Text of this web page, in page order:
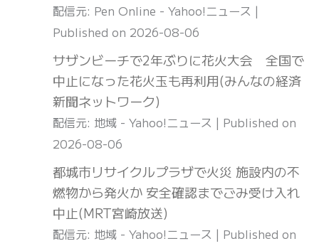
配信元: Pen Online - Yahoo!ニュース
Published on 2026-08-06
サザンビーチで2年ぶりに花火大会 全国で
中止になった花火玉も再利用(みんなの経済
新聞ネットワーク)
配信元: 地域 - Yahoo!ニュース
Published on
2026-08-06
都城市リサイクルプラザで火災 施設内の不
燃物から発火か 安全確認までごみ受け入れ
中止(MRT宮崎放送)
配信元: 地域 - Yahoo!ニュース
Published on